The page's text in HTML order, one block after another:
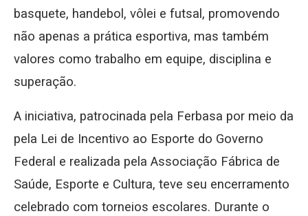
basquete, handebol, vôlei e futsal, promovendo
não apenas a prática esportiva, mas também
valores como trabalho em equipe, disciplina e
superação.
A iniciativa, patrocinada pela Ferbasa por meio da
pela Lei de Incentivo ao Esporte do Governo
Federal e realizada pela Associação Fábrica de
Saúde, Esporte e Cultura, teve seu encerramento
celebrado com torneios escolares. Durante o